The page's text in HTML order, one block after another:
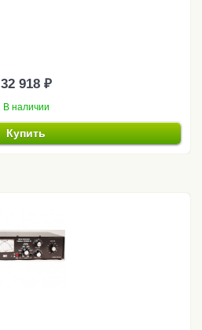
32 918 ₽
В наличии
Купить